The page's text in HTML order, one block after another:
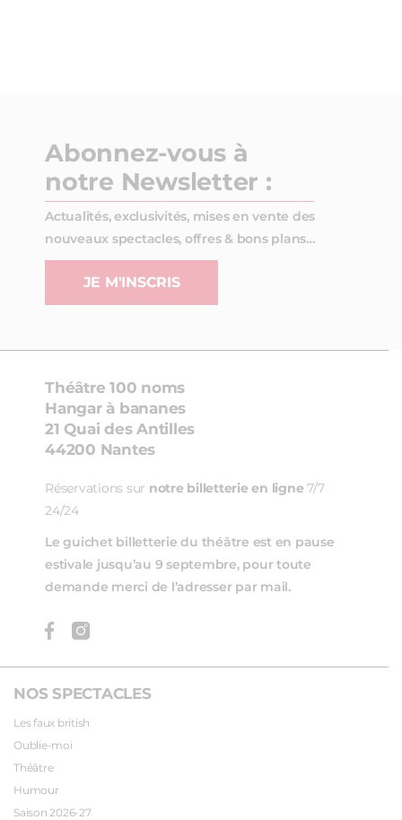
Abonnez-vous à
notre Newsletter :
Actualités, exclusivités, mises en vente des
nouveaux spectacles, offres & bons plans…
JE M'INSCRIS
NOS SPECTACLES
Les faux british
Oublie-moi
Théâtre
Humour
Saison 2026-27
Théâtre 100 noms
Hangar à bananes
21 Quai des Antilles
44200 Nantes
Réservations sur notre billetterie en ligne 7/7
24/24
Le guichet billetterie du théâtre est en pause
estivale jusqu’au 9 septembre, pour toute
demande merci de l’adresser par mail.